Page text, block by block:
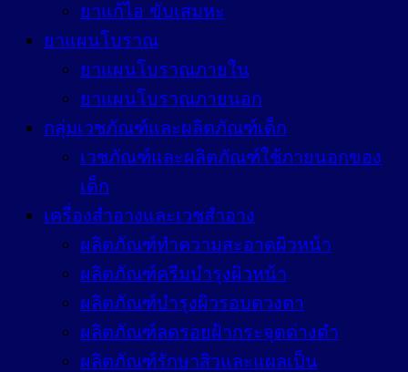
ยาแก้ไอ ขับเสมหะ
ยาแผนโบราณ
ยาแผนโบราณภายใน
ยาแผนโบราณภายนอก
กลุ่มเวชภัณฑ์และผลิตภัณฑ์เด็ก
เวชภัณฑ์และผลิตภัณฑ์ใช้ภายนอกของ
เด็ก
เครื่องสำอางและเวชสำอาง
ผลิตภัณฑ์ทำความสะอาดผิวหน้า
ผลิตภัณฑ์ครีมบำรุงผิวหน้า
ผลิตภัณฑ์บำรุงผิวรอบดวงตา
ผลิตภัณฑ์ลดรอยฝ้ากระจุดด่างดำ
ผลิตภัณฑ์รักษาสิวและแผลเป็น